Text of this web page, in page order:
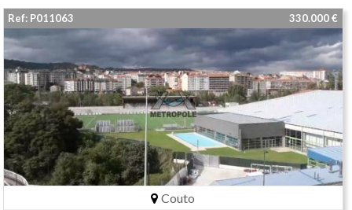
Ref: P011063 330.000 €
Couto